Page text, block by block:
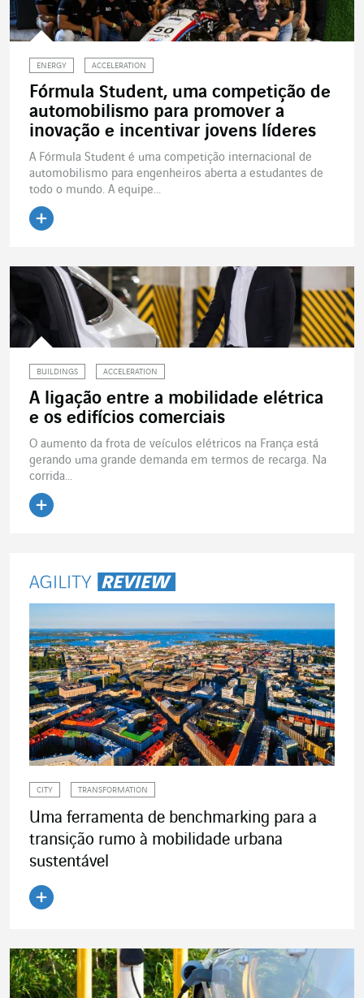
ENERGY ACCELERATION
Fórmula Student, uma competição de
automobilismo para promover a
inovação e incentivar jovens líderes
A Fórmula Student é uma competição internacional de
automobilismo para engenheiros aberta a estudantes de
todo o mundo. A equipe...
BUILDINGS ACCELERATION
A ligação entre a mobilidade elétrica
e os edifícios comerciais
O aumento da frota de veículos elétricos na França está
gerando uma grande demanda em termos de recarga. Na
corrida...
CITY TRANSFORMATION
Uma ferramenta de benchmarking para a
transição rumo à mobilidade urbana
sustentável